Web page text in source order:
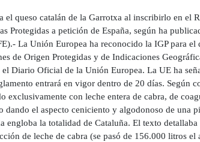
queso catalán de la Garrotxa al inscribirlo en el
Protegidas a petición de España, según ha
La Unión Europea ha reconocido la IGP para el
de Origen Protegidas y de Indicaciones
Diario Oficial de la Unión Europea. La UE ha
entrará en vigor dentro de 20 días. Según
exclusivamente con leche entera de cabra, de
el aspecto ceniciento y algodonoso de una
la totalidad de Cataluña. El texto detallaba
de leche de cabra (se pasó de 156.000 litros el